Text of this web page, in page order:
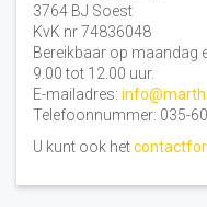
3764 BJ Soest
KvK nr 74836048
Bereikbaar op maandag
9.00 tot 12.00 uur.
E-mailadres:
Telefoonnummer: 035-
U kunt ook het